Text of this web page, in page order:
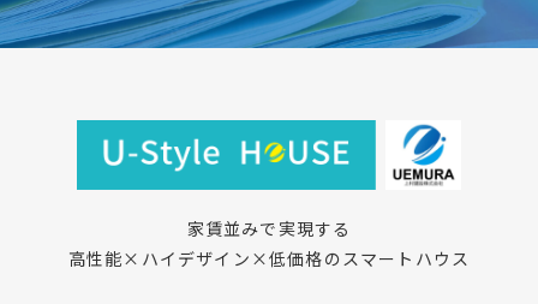
家賃並みで実現する
高性能×ハイデザイン×低価格のスマートハウス